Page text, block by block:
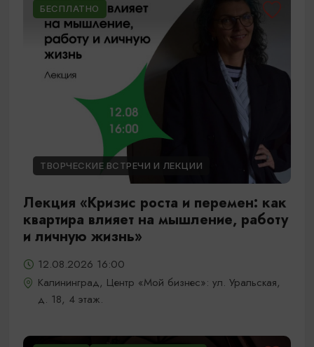
БЕСПЛАТНО
ТВОРЧЕСКИЕ ВСТРЕЧИ И ЛЕКЦИИ
Лекция «Кризис роста и перемен: как
квартира влияет на мышление, работу
и личную жизнь»
12.08.2026 16:00
Калининград, Центр «Мой бизнес»: ул. Уральская,
д. 18, 4 этаж.